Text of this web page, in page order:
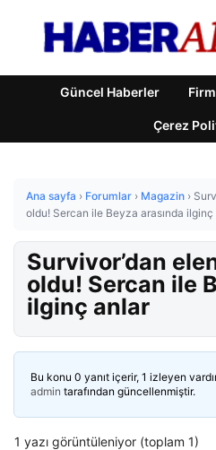
Güncel Haberler
Çerez
Ana sayfa › Forumlar › Magazin ›
oldu! Sercan ile Beyza arasında ilginç
Survivor’dan
oldu! Sercan ile
ilginç anlar
Bu konu 0 yanıt içerir, 1 izleyen
admin tarafından güncellenmiştir.
1 yazı görüntüleniyor (toplam 1)